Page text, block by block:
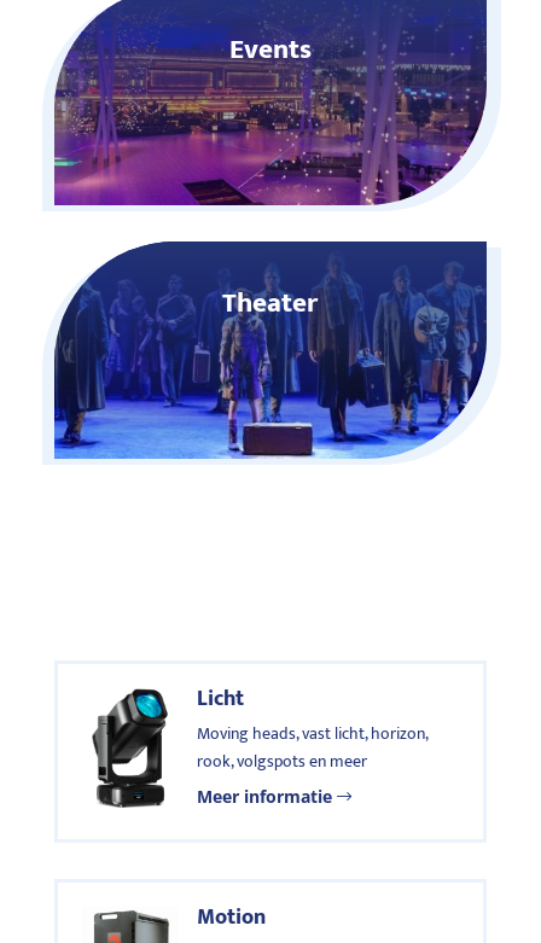
Events
Theater
Licht
Moving heads, vast licht, horizon,
rook, volgspots en meer
Meer informatie
Motion